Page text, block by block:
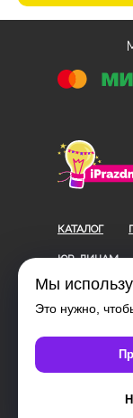
КАТАЛОГ
ЮР. ЛИЦАМ
Мы
Это нужно,